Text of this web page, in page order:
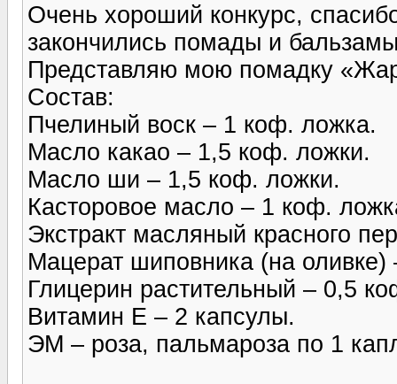
Очень хороший конкурс,
закончились помады и
Представляю мою помадку
Состав:
Пчелиный воск – 1 коф. ложка.
Масло какао – 1,5 коф. ложки.
Масло ши – 1,5 коф. ложки.
Касторовое масло – 1 коф.
Экстракт масляный красного
Мацерат шиповника (на
Глицерин растительный – 0,5
Витамин Е – 2 капсулы.
ЭМ – роза, пальмароза по 1